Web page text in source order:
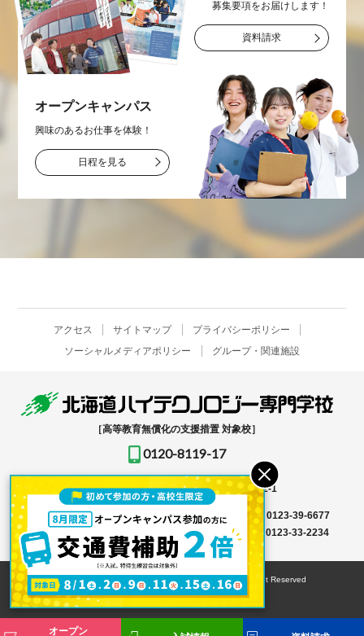
募集要項をお届け します！
資料請求
オープンキャンパス
興味のあるお仕事を体験！
日程を見る
アクセス サイトマップ
プライバシーポリシー
ソーシャルメディアポリシー
グループ・関連施設
［高等教育無償化の支援措置 対象校］
0120-8119-17
〒061-1396北海道恵庭市恵み野北2-12-1
入学事務局はこちら → TEL0123-39-6666
FAX 0123-39-6677
その他はこちら →
0123-36-8119FAX 0123-33-2234
© HOKKAIDO HIGH-TECHNOLOGY COLLEGE All Right Reserved
オープン